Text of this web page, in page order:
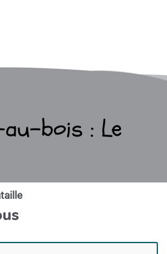
bois : Le